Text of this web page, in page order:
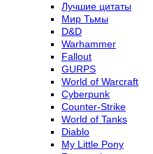
Лучшие цитаты
Мир Тьмы
D&D
Warhammer
Fallout
GURPS
World of Warcraft
Сyberpunk
Counter-Strike
World of Tanks
Diablo
My Little Pony